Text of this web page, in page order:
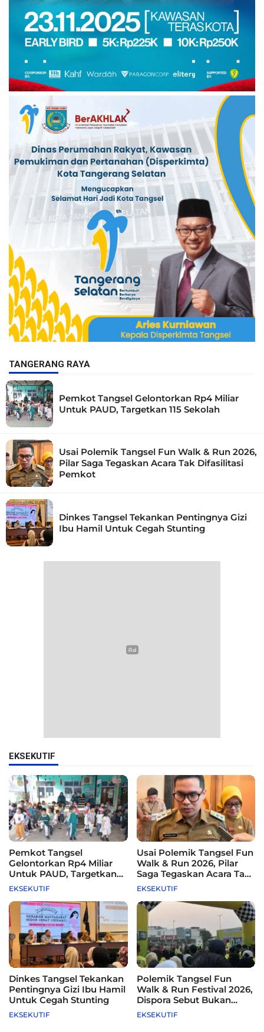
TANGERANG RAYA
Pemkot Tangsel Gelontorkan Rp4 Miliar
Untuk PAUD, Targetkan 115 Sekolah
Usai Polemik Tangsel Fun Walk & Run 2026,
Pilar Saga Tegaskan Acara Tak Difasilitasi
Pemkot
Dinkes Tangsel Tekankan Pentingnya Gizi
Ibu Hamil Untuk Cegah Stunting
EKSEKUTIF
Pemkot Tangsel
Gelontorkan Rp4 Miliar
Untuk PAUD, Targetkan
115 Sekolah
EKSEKUTIF
Usai Polemik Tangsel Fun
Walk & Run 2026, Pilar
Saga Tegaskan Acara Tak
Difasilitasi Pemkot
EKSEKUTIF
Dinkes Tangsel Tekankan
Pentingnya Gizi Ibu Hamil
Untuk Cegah Stunting
EKSEKUTIF
Polemik Tangsel Fun
Walk & Run Festival 2026,
Dispora Sebut Bukan
Agenda Pemkot
EKSEKUTIF